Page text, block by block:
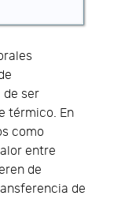
de ser
térmico. En
como
entre
de
de